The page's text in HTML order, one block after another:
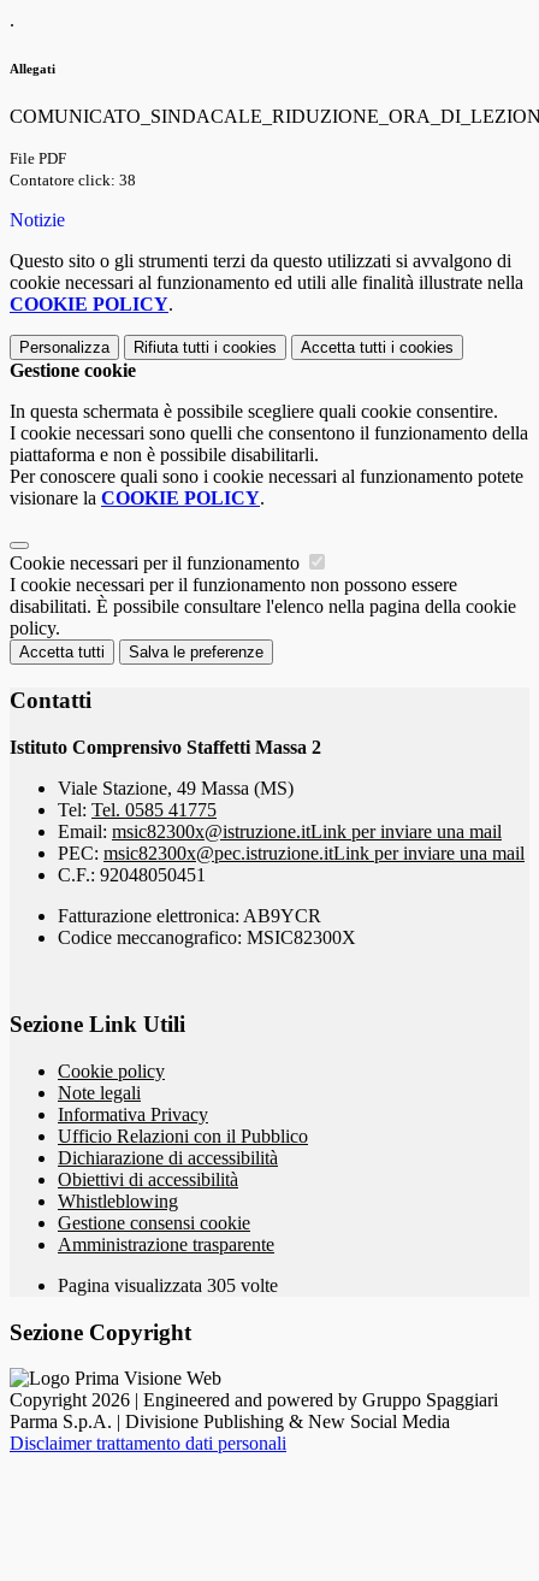
.
Allegati
File PDF
Contatore click: 38
Notizie
Questo sito o gli strumenti terzi da questo utilizzati si avvalgono di
cookie necessari al funzionamento ed utili alle finalità illustrate nella
COOKIE POLICY.
Personalizza Rifiuta tutti i cookies Accetta tutti i cookies
Gestione cookie
In questa schermata è possibile scegliere quali cookie consentire.
I cookie necessari sono quelli che consentono il funzionamento della
piattaforma e non è possibile disabilitarli.
Per conoscere quali sono i cookie necessari al funzionamento potete
visionare la COOKIE POLICY.
Cookie necessari per il funzionamento
I cookie necessari per il funzionamento non possono essere
disabilitati. È possibile consultare l'elenco nella pagina della cookie
policy.
Accetta tutti Salva le preferenze
Contatti
Istituto Comprensivo Staffetti Massa 2
Viale Stazione, 49 Massa (MS)
Tel: Tel. 0585 41775
Email: msic82300x@istruzione.itLink per inviare una mail
PEC: msic82300x@pec.istruzione.itLink per inviare una mail
C.F.: 92048050451
Fatturazione elettronica: AB9YCR
Codice meccanografico: MSIC82300X
Sezione Link Utili
Cookie policy
Note legali
Informativa Privacy
Ufficio Relazioni con il Pubblico
Dichiarazione di accessibilità
Obiettivi di accessibilità
Whistleblowing
Gestione consensi cookie
Amministrazione trasparente
Pagina visualizzata 305 volte
Sezione Copyright
Copyright 2026 | Engineered and powered by Gruppo Spaggiari
Parma S.p.A. | Divisione Publishing & New Social Media
Disclaimer trattamento dati personali